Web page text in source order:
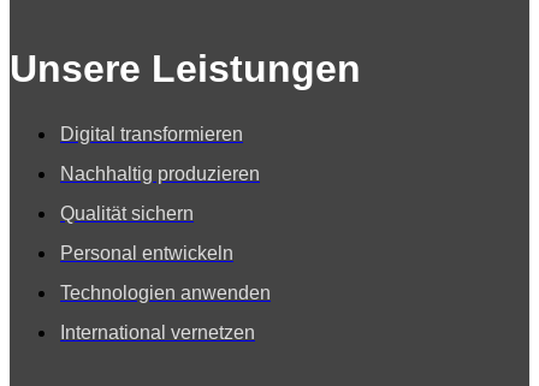
Unsere Leistungen
Digital transformieren
Nachhaltig produzieren
Qualität sichern
Personal entwickeln
Technologien anwenden
International vernetzen